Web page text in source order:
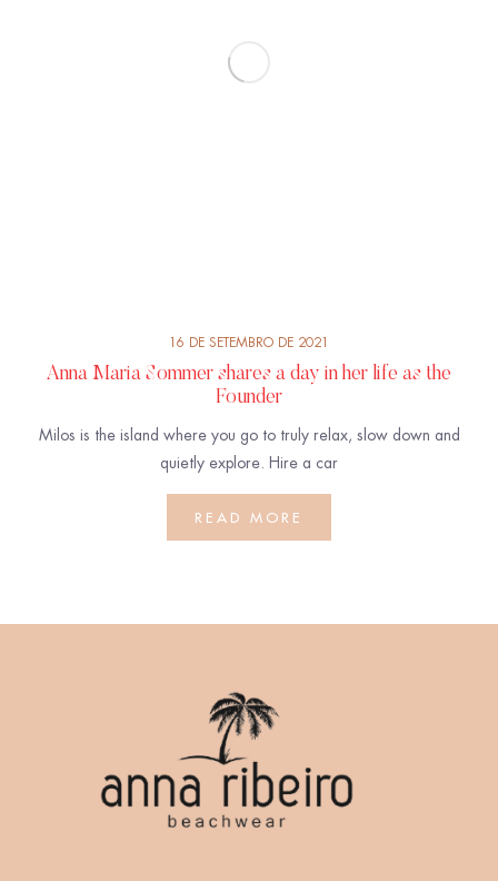
16 DE SETEMBRO DE 2021
Anna Maria Sommer shares a day in her life as the
Founder
Milos is the island where you go to truly relax, slow down and
quietly explore. Hire a car
READ MORE